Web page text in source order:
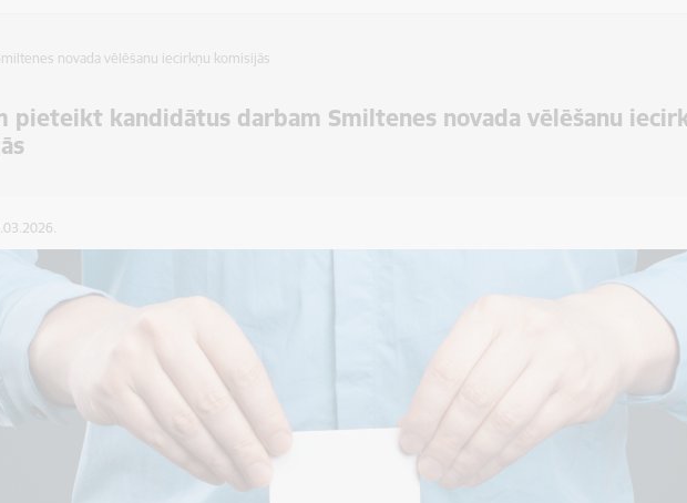
novada vēlēšanu iecirkņu komisijās
pieteikt kandidātus darbam Smiltenes novada vēlēšanu